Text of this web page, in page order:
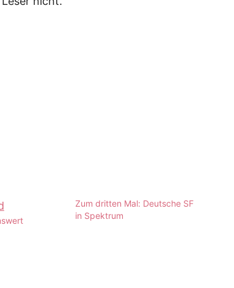
Zum dritten Mal: Deutsche SF
in Spektrum